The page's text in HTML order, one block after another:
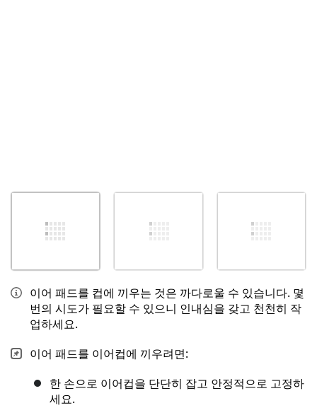
이어 패드를 컵에 끼우는 것은 까다로울 수 있습니다. 몇
번의 시도가 필요할 수 있으니 인내심을 갖고 천천히 작
업하세요.
이어 패드를 이어컵에 끼우려면:
한 손으로 이어컵을 단단히 잡고 안정적으로 고정하
세요.